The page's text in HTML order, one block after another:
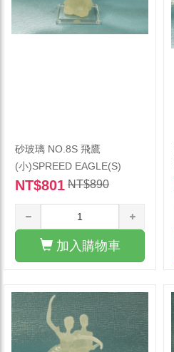
砂玻璃 NO.8S 飛鷹
(小)SPREED EAGLE(S)
NT$801 NT$890
加入購物車